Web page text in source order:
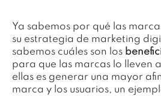
Ya sabemos por qué las
su estrategia de marketing
sabemos cuáles son los
para que las marcas lo lleven
ellas es generar una mayor
marca y los usuarios, un